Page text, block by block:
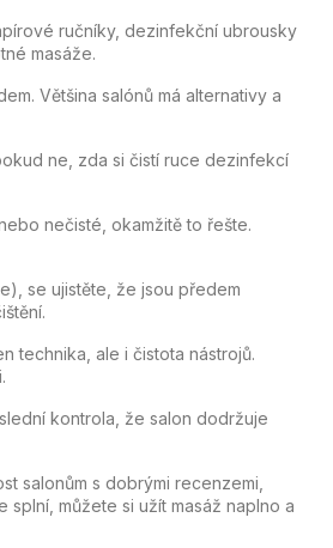
ručníky, dezinfekční ubrousky
masáže.
Většina salónů má alternativy a
ne, zda si čistí ruce dezinfekcí
nečisté, okamžitě to řešte.
se ujistěte, že jsou předem
technika, ale i čistota nástrojů.
kontrola, že salon dodržuje
salonům s dobrými recenzemi,
můžete si užít masáž naplno a